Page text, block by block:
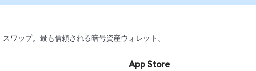
ワップ。最も信頼される暗号資産ウォレット。
App Store